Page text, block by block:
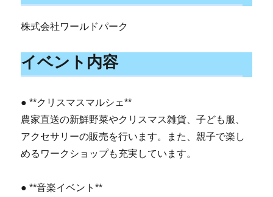
株式会社ワールドパーク
イベント内容
● **クリスマスマルシェ**
農家直送の新鮮野菜やクリスマス雑貨、子ども服、
アクセサリーの販売を行います。また、親子で楽し
めるワークショップも充実しています。
● **音楽イベント**